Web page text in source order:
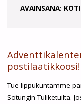
AVAINSANA:
postilaatikkoosi!
Tue lippukuntamme
Sotungin Tuliketuilta.